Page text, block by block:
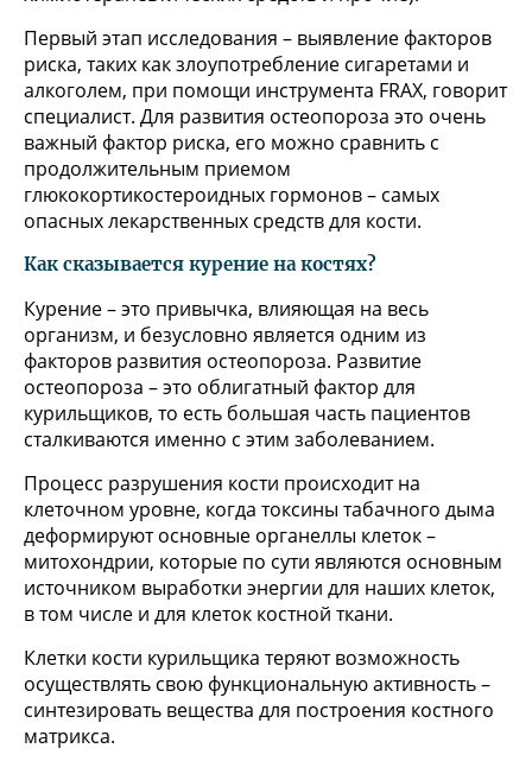
Первый этап исследования – выявление факторов
риска, таких как злоупотребление сигаретами и
алкоголем, при помощи инструмента FRAX, говорит
специалист. Для развития остеопороза это очень
важный фактор риска, его можно сравнить с
продолжительным приемом
глюкокортикостероидных гормонов – самых
опасных лекарственных средств для кости.
Как сказывается курение на костях?
Курение – это привычка, влияющая на весь
организм, и безусловно является одним из
факторов развития остеопороза. Развитие
остеопороза – это облигатный фактор для
курильщиков, то есть большая часть пациентов
сталкиваются именно с этим заболеванием.
Процесс разрушения кости происходит на
клеточном уровне, когда токсины табачного дыма
деформируют основные органеллы клеток –
митохондрии, которые по сути являются основным
источником выработки энергии для наших клеток,
в том числе и для клеток костной ткани.
Клетки кости курильщика теряют возможность
осуществлять свою функциональную активность –
синтезировать вещества для построения костного
матрикса.